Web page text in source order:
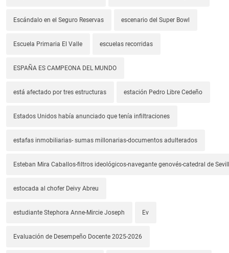
Escándalo en el Seguro Reservas escenario del Super Bowl
Escuela Primaria El Valle escuelas recorridas
ESPAÑA ES CAMPEONA DEL MUNDO
está afectado por tres estructuras estación Pedro Libre Cedeño
Estados Unidos había anunciado que tenía infiltraciones
estafas inmobiliarias- sumas millonarias-documentos adulterados
Esteban Mira Caballos-filtros ideológicos-navegante genovés-catedral de
estocada al chofer Deivy Abreu
estudiante Stephora Anne-Mircie Joseph Ev
Evaluación de Desempeño Docente 2025-2026